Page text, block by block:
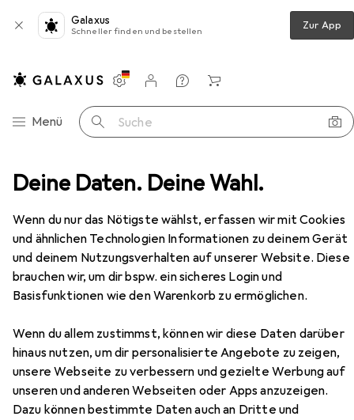
Deine Daten. Deine Wahl.
Wenn du nur das Nötigste wählst, erfassen wir mit Cookies
und ähnlichen Technologien Informationen zu deinem Gerät
und deinem Nutzungsverhalten auf unserer Website. Diese
brauchen wir, um dir bspw. ein sicheres Login und
Basisfunktionen wie den Warenkorb zu ermöglichen.
Wenn du allem zustimmst, können wir diese Daten darüber
hinaus nutzen, um dir personalisierte Angebote zu zeigen,
unsere Webseite zu verbessern und gezielte Werbung auf
unseren und anderen Webseiten oder Apps anzuzeigen.
Dazu können bestimmte Daten auch an Dritte und
Galaxus
Schneller finden und bestellen Zur App
Navigation nach Kategorien
Menü Suche
Einstellungen
Kundenkonto
Vergleichslisten
Merklisten
Warenkorb
Aweso Stellschienen 1040 Typ 2, für mittlere Belastung
EUR
85,90
mittlere Belastung
1 Stk.